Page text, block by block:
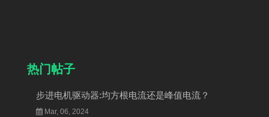
热门帖子
步进电机驱动器:均方根电流还是峰值电流？
Mar, 06, 2024